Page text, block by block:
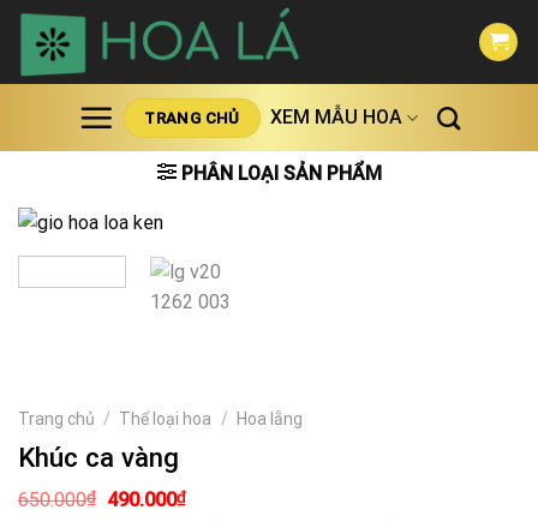
Skip
content
TRANG CHỦ XEM MẪU HOA
PHÂN LOẠI SẢN PHẨM
Trang chủ / Thể loại hoa / Hoa lẵng
Khúc ca vàng
650.000₫
Giá
490.000₫Giá